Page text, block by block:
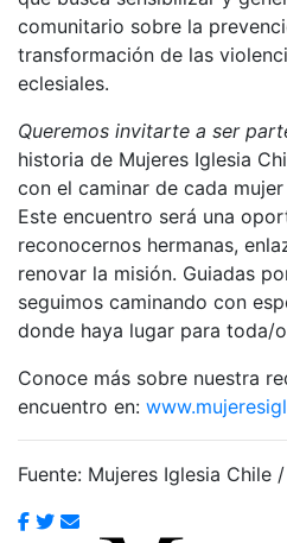
comunitario sobre la
transformación de las
eclesiales.
Queremos invitarte a ser
historia de Mujeres Iglesia
con el caminar de cada
Este encuentro será una
reconocernos hermanas,
renovar la misión. Guiadas
seguimos caminando con
donde haya lugar para toda/
Conoce más sobre nuestra
encuentro en:
Fuente: Mujeres Iglesia Chile